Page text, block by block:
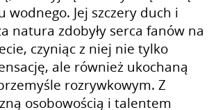
wodnego. Jej szczery duch i
natura zdobyły serca fanów na
czyniąc z niej nie tylko
ale również ukochaną
rozrywkowym. Z
osobowością i talentem